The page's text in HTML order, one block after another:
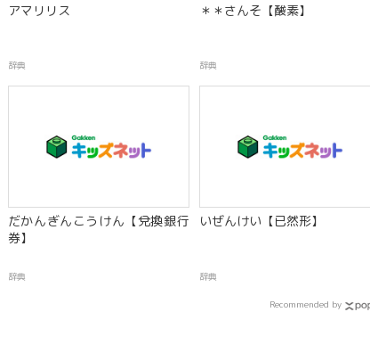
アマリリス
辞典
＊＊さんそ【酸素】
辞典
だかんぎんこうけん【兌換銀行
券】
辞典
いぜんけい【已然形】
辞典
Recommended by